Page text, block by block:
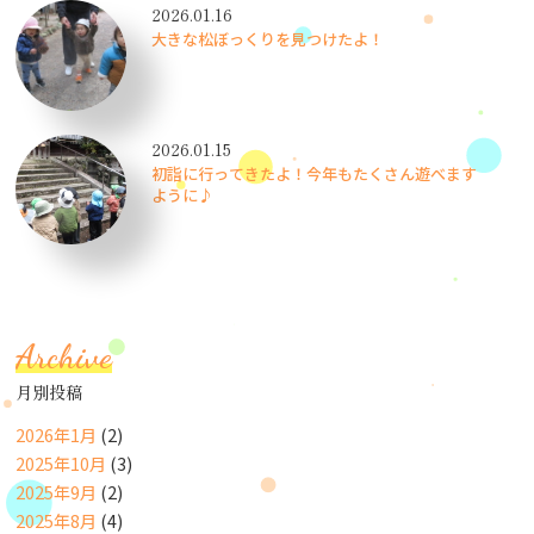
2026.01.16
大きな松ぼっくりを見つけたよ！
2026.01.15
初詣に行ってきたよ！今年もたくさん遊べます
ように♪
Archive
月別投稿
2026年1月 (2)
2025年10月 (3)
2025年9月 (2)
2025年8月 (4)